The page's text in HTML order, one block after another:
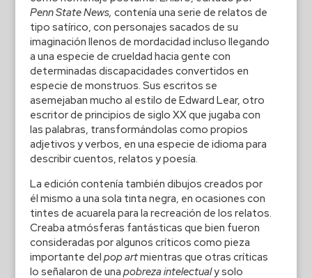
Penn State News, contenía una serie de relatos de
tipo satírico, con personajes sacados de su
imaginación llenos de mordacidad incluso llegando
a una especie de crueldad hacia gente con
determinadas discapacidades convertidos en
especie de monstruos. Sus escritos se
asemejaban mucho al estilo de Edward Lear, otro
escritor de principios de siglo XX que jugaba con
las palabras, transformándolas como propios
adjetivos y verbos, en una especie de idioma para
describir cuentos, relatos y poesía.
La edición contenía también dibujos creados por
él mismo a una sola tinta negra, en ocasiones con
tintes de acuarela para la recreación de los relatos.
Creaba atmósferas fantásticas que bien fueron
consideradas por algunos críticos como pieza
importante del pop artmientras que otras críticas
lo señalaron de una pobreza intelectualy solo